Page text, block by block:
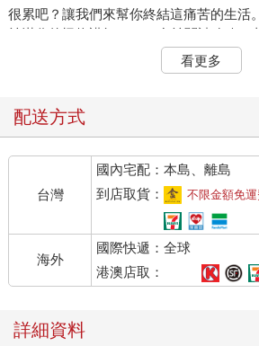
很累吧？讓我們來幫你終結這痛苦的生活
益滿分的怪物講師TOEIC多益閱讀攻略 +
讓各位的實力有明顯的變化，同時也改變
益出題模式的研究、在補習班教授的考
來說，就是滿分50次的怪物講師們，將分
部過程公諸於世。為了避免造成學習者的
的原則──就是把考試裡不會出現的冷門內
2. 淺顯易懂的說明方式，就算學習者的英
母，也能逐步學習、一讀就理解。從文法
麼這是答案、為什麼那個不是答案，每個
看更多
配送方式
台灣
國內宅配：本島、離島
到店取貨：
不限金額免
海外
國際快遞：全球
港澳店取：
詳細資料